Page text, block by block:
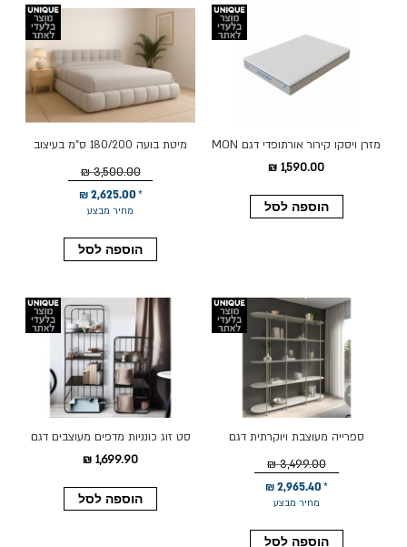
מזרן ויסקו קירור אורתופדי דגם MON
1,590.00 ₪
הוספה לסל
מיטת בועה 180/200 ס"מ בעיצוב
מחיר מבצע
2,625.00 ₪
3,500.00 ₪
הוספה לסל
ספרייה מעוצבת ויוקרתית דגם
מחיר מבצע
2,965.40 ₪
3,499.00 ₪
הוספה לסל
סט זוג כונניות מדפים מעוצבים דגם
749
1,699.90 ₪
הוספה לסל